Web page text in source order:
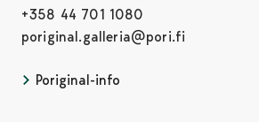
+358 44 701 1080
poriginal.galleria@pori.fi
Poriginal-info